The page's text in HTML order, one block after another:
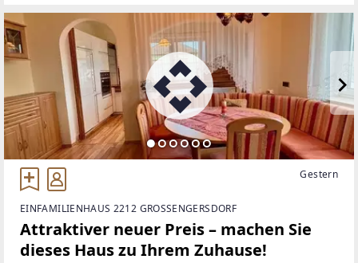
Gestern
EINFAMILIENHAUS 2212 GROSSENGERSDORF
Attraktiver neuer Preis – machen Sie
dieses Haus zu Ihrem Zuhause!